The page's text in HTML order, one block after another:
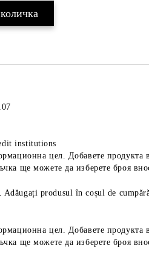
institutions
цел. Добавете продукта
ще можете да изберете броя
produsul în coșul de
цел. Добавете продукта
ще можете да изберете броя